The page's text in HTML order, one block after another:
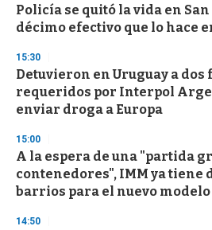
Policía se quitó la vida en San
décimo efectivo que lo hace
15:30
Detuvieron en Uruguay a dos
requeridos por Interpol
enviar droga a Europa
15:00
A la espera de una "partida
contenedores", IMM ya tiene
barrios para el nuevo modelo
14:50